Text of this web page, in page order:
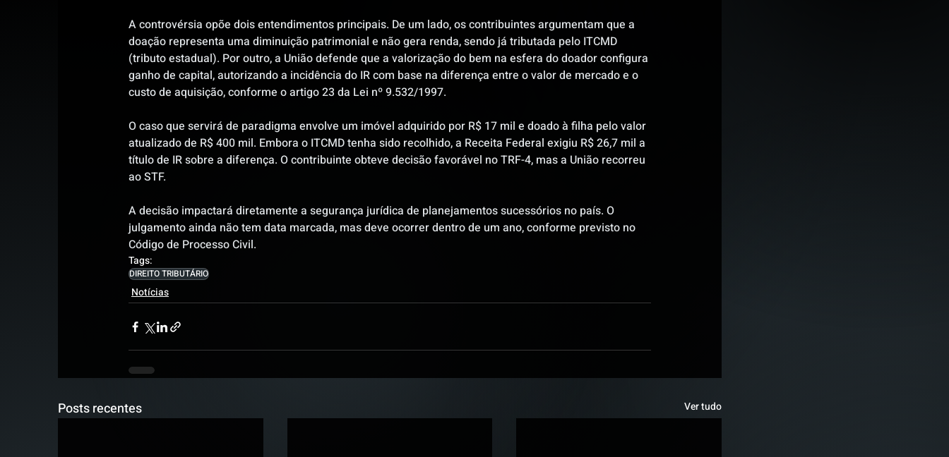
A controvérsia opõe dois entendimentos principais. De um lado, os contribuintes argumentam que a
doação representa uma diminuição patrimonial e não gera renda, sendo já tributada pelo ITCMD
(tributo estadual). Por outro, a União defende que a valorização do bem na esfera do doador configura
ganho de capital, autorizando a incidência do IR com base na diferença entre o valor de mercado e o
custo de aquisição, conforme o artigo 23 da Lei nº 9.532/1997.
O caso que servirá de paradigma envolve um imóvel adquirido por R$ 17 mil e doado à filha pelo valor
atualizado de R$ 400 mil. Embora o ITCMD tenha sido recolhido, a Receita Federal exigiu R$ 26,7 mil a
título de IR sobre a diferença. O contribuinte obteve decisão favorável no TRF-4, mas a União recorreu
ao STF.
A decisão impactará diretamente a segurança jurídica de planejamentos sucessórios no país. O
julgamento ainda não tem data marcada, mas deve ocorrer dentro de um ano, conforme previsto no
Código de Processo Civil.
Tags:
DIREITO TRIBUTÁRIO
Notícias
Posts recentes Ver tudo